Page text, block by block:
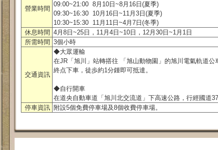
營業時間
09:00~21:00 8月10日~8月16日(夏季)
09:30~16:30 10月16日~11月3日(夏季)
10:30~15:30 11月11日~4月7日(冬季)
休息時間 4月8日~25日，11月4日~10日，12月30日~1月1日
所需時間 3個小時
交通資訊
◆大眾運輸
在JR「旭川」站轉搭往 「旭山動物園」的旭川電氣軌道
終点下車，徒歩約1分鍾即可抵達。
◆自行開車
在道央自動車道「旭川北交流道」下高速公路，行經國道
停車資訊 附設5個免費停車場及8個收費停車場。